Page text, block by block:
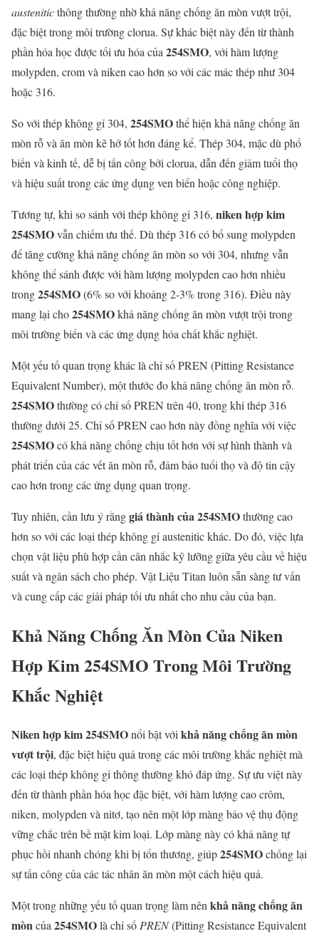
austeniticthông thường nhờ khả năng chống ăn mòn vượt trội,
đặc biệt trong môi trường clorua. Sự khác biệt này đến từ thành
phần hóa học được tối ưu hóa của254SMO, với hàm lượng
molypden, crom và niken cao hơn so với các mác thép như 304
hoặc 316.
So với thép không gỉ 304, 254SMOthể hiện khả năng chống ăn
mòn rỗ và ăn mòn kẽ hở tốt hơn đáng kể. Thép 304, mặc dù phổ
biến và kinh tế, dễ bị tấn công bởi clorua, dẫn đến giảm tuổi thọ
và hiệu suất trong các ứng dụng ven biển hoặc công nghiệp.
Tương tự, khi so sánh với thép không gỉ 316, niken hợp kim
254SMOvẫn chiếm ưu thế. Dù thép 316 có bổ sung molypden
để tăng cường khả năng chống ăn mòn so với 304, nhưng vẫn
không thể sánh được với hàm lượng molypden cao hơn nhiều
trong254SMO(6% so với khoảng 2-3% trong 316). Điều này
mang lại cho254SMOkhả năng chống ăn mòn vượt trội trong
môi trường biển và các ứng dụng hóa chất khắc nghiệt.
Một yếu tố quan trọng khác là chỉ số PREN (Pitting Resistance
Equivalent Number), một thước đo khả năng chống ăn mòn rỗ.
254SMOthường có chỉ số PREN trên 40, trong khi thép 316
thường dưới 25. Chỉ số PREN cao hơn này đồng nghĩa với việc
254SMOcó khả năng chống chịu tốt hơn với sự hình thành và
phát triển của các vết ăn mòn rỗ, đảm bảo tuổi thọ và độ tin cậy
cao hơn trong các ứng dụng quan trọng.
Tuy nhiên, cần lưu ý rằnggiá thành của 254SMOthường cao
hơn so với các loại thép không gỉ austenitic khác. Do đó, việc lựa
chọn vật liệu phù hợp cần cân nhắc kỹ lưỡng giữa yêu cầu về hiệu
suất và ngân sách cho phép. Vật Liệu Titan luôn sẵn sàng tư vấn
và cung cấp các giải pháp tối ưu nhất cho nhu cầu của bạn.
Khả Năng Chống Ăn Mòn Của Niken
Hợp Kim 254SMO Trong Môi Trường
Khắc Nghiệt
Niken hợp kim 254SMOnổi bật với khả năng chống ăn mòn
vượt trội, đặc biệt hiệu quả trong các môi trường khắc nghiệt mà
các loại thép không gỉ thông thường khó đáp ứng. Sự ưu việt này
đến từ thành phần hóa học đặc biệt, với hàm lượng cao crôm,
niken, molypden và nitơ, tạo nên một lớp màng bảo vệ thụ động
vững chắc trên bề mặt kim loại. Lớp màng này có khả năng tự
phục hồi nhanh chóng khi bị tổn thương, giúp254SMOchống lại
sự tấn công của các tác nhân ăn mòn một cách hiệu quả.
Một trong những yếu tố quan trọng làm nên khả năng chống ăn
mòncủa 254SMOlà chỉ số PREN(Pitting Resistance Equivalent